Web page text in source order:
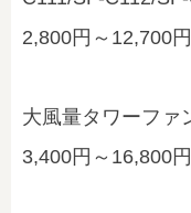
2,800円～12,700円
大風量タワーファ
3,400円～16,800円